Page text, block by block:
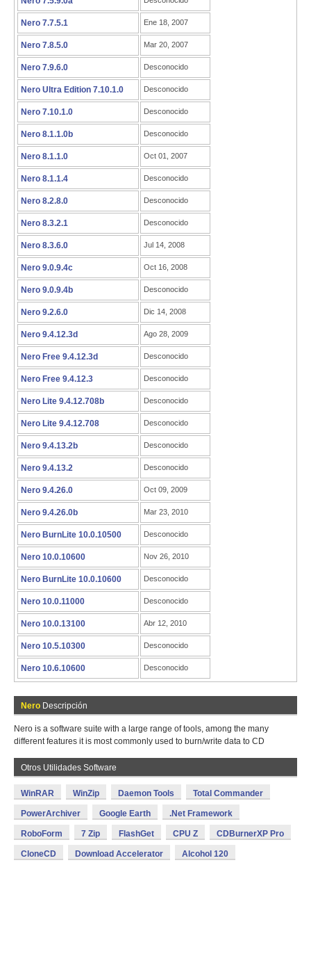
Nero 7.7.5.1 Ene 18, 2007
Nero 7.8.5.0 Mar 20, 2007
Nero 7.9.6.0 Desconocido
Nero Ultra Edition 7.10.1.0 Desconocido
Nero 7.10.1.0 Desconocido
Nero 8.1.1.0b Desconocido
Nero 8.1.1.0 Oct 01, 2007
Nero 8.1.1.4 Desconocido
Nero 8.2.8.0 Desconocido
Nero 8.3.2.1 Desconocido
Nero 8.3.6.0 Jul 14, 2008
Nero 9.0.9.4c Oct 16, 2008
Nero 9.0.9.4b Desconocido
Nero 9.2.6.0 Dic 14, 2008
Nero 9.4.12.3d Ago 28, 2009
Nero Free 9.4.12.3d Desconocido
Nero Free 9.4.12.3 Desconocido
Nero Lite 9.4.12.708b Desconocido
Nero Lite 9.4.12.708 Desconocido
Nero 9.4.13.2b Desconocido
Nero 9.4.13.2 Desconocido
Nero 9.4.26.0 Oct 09, 2009
Nero 9.4.26.0b Mar 23, 2010
Nero BurnLite 10.0.10500 Desconocido
Nero 10.0.10600 Nov 26, 2010
Nero BurnLite 10.0.10600 Desconocido
Nero 10.0.11000 Desconocido
Nero 10.0.13100 Abr 12, 2010
Nero 10.5.10300 Desconocido
Nero 10.6.10600 Desconocido
Nero Descripción
Nero is a software suite with a large range of tools, among the many
different features it is most commonly used to burn/write data to CD
Otros Utilidades Software
WinRAR WinZip Daemon Tools Total Commander
PowerArchiver Google Earth .Net Framework
RoboForm 7 Zip FlashGet CPU Z CDBurnerXP Pro
CloneCD Download Accelerator Alcohol 120